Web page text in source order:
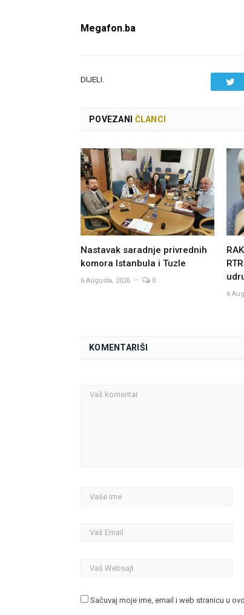
Megafon.ba
DIJELI.
POVEZANI ČLANCI
Nastavak saradnje privrednih
komora Istanbula i Tuzle
6 Augusta, 2026 0
6
KOMENTARIŠI
Sačuvaj moje ime, email i web stranicu u